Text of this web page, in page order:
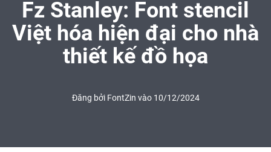
Fz Stanley: Font stencil
Việt hóa hiện đại cho nhà
thiết kế đồ họa
Đăng bởi FontZin vào 10/12/2024